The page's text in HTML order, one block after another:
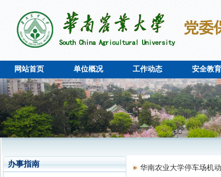
网站首页 单位概况 工作动态 安全教育
办事指南 华南农业大学停车场机